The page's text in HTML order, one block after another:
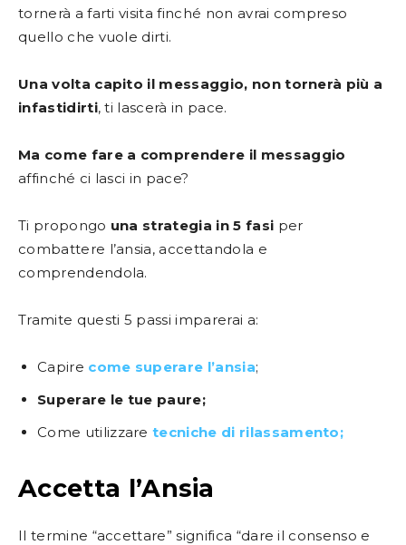
tornerà a farti visita finché non avrai compreso
quello che vuole dirti.
Una volta capito il messaggio, non tornerà più a
infastidirti, ti lascerà in pace.
Ma come fare a comprendere il messaggio
affinché ci lasci in pace?
Ti propongo una strategia in 5 fasi per
combattere l’ansia, accettandola e
comprendendola.
Tramite questi 5 passi imparerai a:
Capire come superare l’ansia;
Superare le tue paure;
Come utilizzare tecniche di rilassamento;
Accetta l’Ansia
Il termine “accettare” significa “dare il consenso e